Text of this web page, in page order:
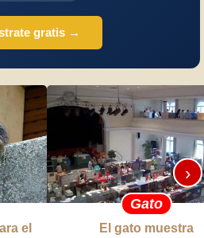
gratis →
el
Gato
El gato muestra
›